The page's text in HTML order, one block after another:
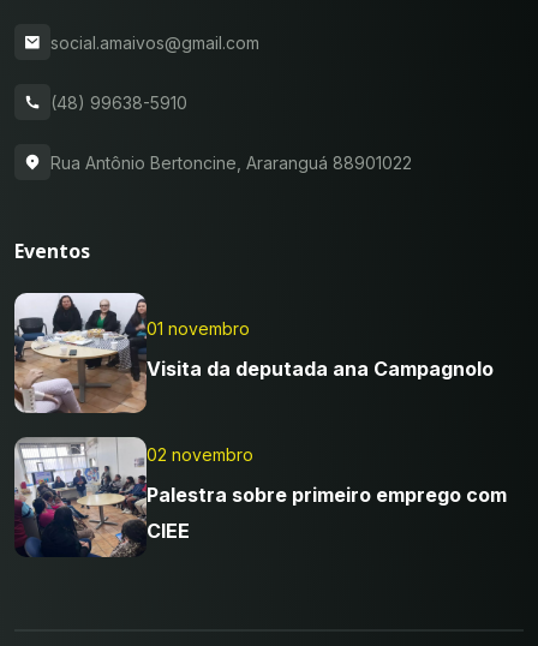
social.amaivos@gmail.com
(48) 99638-5910
Rua Antônio Bertoncine, Araranguá 88901022
Eventos
01 novembro
Visita da deputada ana Campagnolo
02 novembro
Palestra sobre primeiro emprego com
CIEE